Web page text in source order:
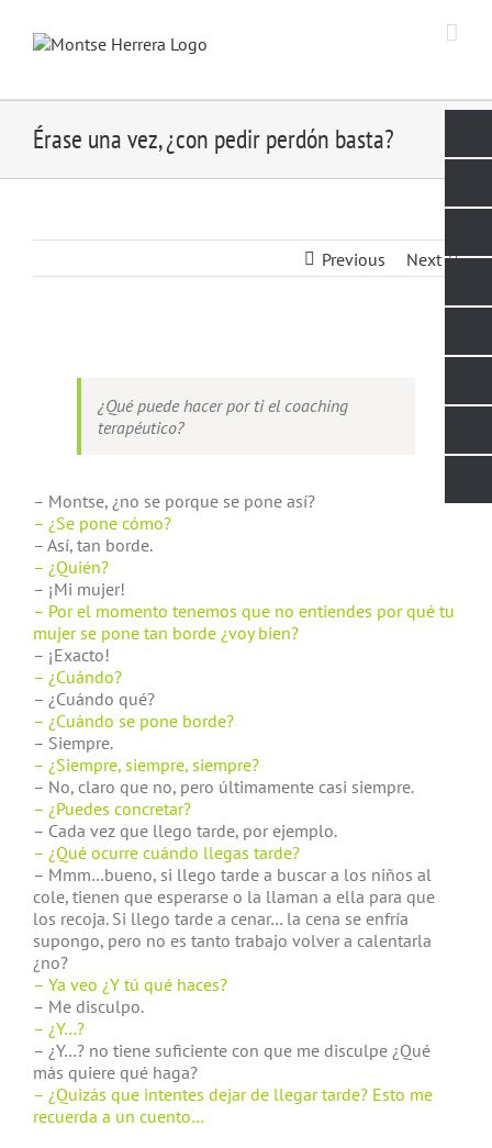
content
Érase una vez, ¿con pedir perdón basta?
Previous Next
Larger
¿Qué puede hacer por ti el coaching
terapéutico?
– Montse, ¿no se porque se pone así?
– ¿Se pone cómo?
– Así, tan borde.
– ¿Quién?
– ¡Mi mujer!
– Por el momento tenemos que no entiendes por qué tu
mujer se pone tan borde ¿voy bien?
– ¡Exacto!
– ¿Cuándo?
– ¿Cuándo qué?
– ¿Cuándo se pone borde?
– Siempre.
– ¿Siempre, siempre, siempre?
– No, claro que no, pero últimamente casi siempre.
– ¿Puedes concretar?
– Cada vez que llego tarde, por ejemplo.
– ¿Qué ocurre cuándo llegas tarde?
– Mmm…bueno, si llego tarde a buscar a los niños al
cole, tienen que esperarse o la llaman a ella para que
los recoja. Si llego tarde a cenar… la cena se enfría
supongo, pero no es tanto trabajo volver a calentarla
¿no?
– Ya veo ¿Y tú qué haces?
– Me disculpo.
– ¿Y…?
– ¿Y…? no tiene suficiente con que me disculpe ¿Qué
más quiere qué haga?
– ¿Quizás que intentes dejar de llegar tarde? Esto me
recuerda a un cuento…